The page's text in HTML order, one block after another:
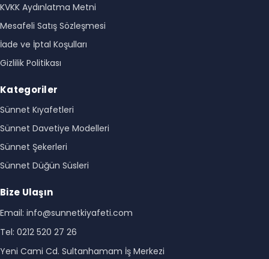
KVKK Aydınlatma Metni
Mesafeli Satış Sözleşmesi
İade ve İptal Koşulları
Gizlilik Politikası
Kategoriler
Sünnet Kıyafetleri
Sünnet Davetiye Modelleri
Sünnet Şekerleri
Sünnet Düğün Süsleri
Bize Ulaşın
Email: info@sunnetkiyafeti.com
Tel: 0212 520 27 26
Yeni Cami Cd. Sultanhamam İş Merkezi